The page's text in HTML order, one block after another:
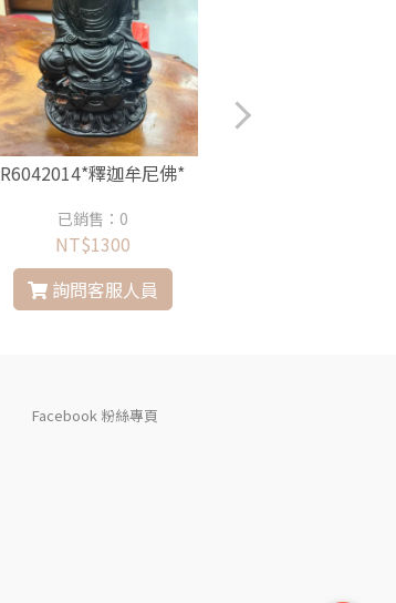
R6042014*釋迦牟尼佛*
已銷售：0
NT$1300
詢問客服人員
Facebook 粉絲專頁